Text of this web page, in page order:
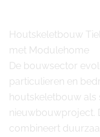
Houtskeletbouw
met Modulehome
De bouwsector
particulieren en
houtskeletbouw als
nieuwbouwproject.
combineert